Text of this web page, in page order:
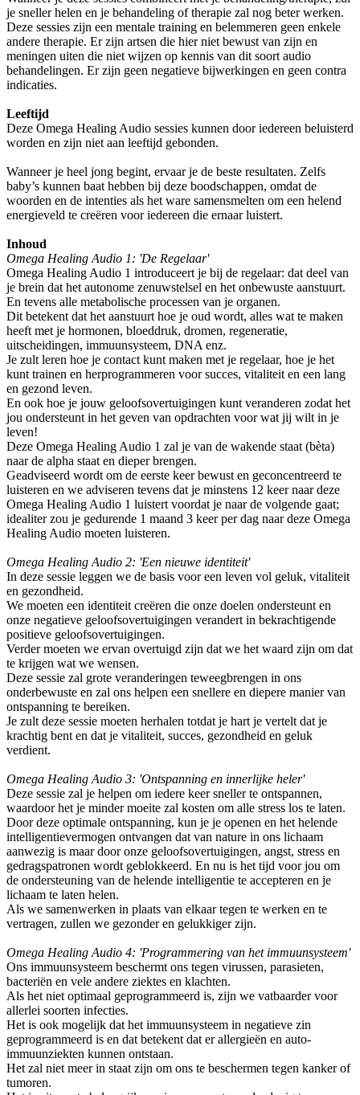
je sneller helen en je behandeling of therapie zal nog beter werken.
Deze sessies zijn een mentale training en belemmeren geen enkele
andere therapie. Er zijn artsen die hier niet bewust van zijn en
meningen uiten die niet wijzen op kennis van dit soort audio
behandelingen. Er zijn geen negatieve bijwerkingen en geen contra
indicaties.
Leeftijd
Deze Omega Healing Audio sessies kunnen door iedereen beluisterd
worden en zijn niet aan leeftijd gebonden.
Wanneer je heel jong begint, ervaar je de beste resultaten. Zelfs
baby’s kunnen baat hebben bij deze boodschappen, omdat de
woorden en de intenties als het ware samensmelten om een helend
energieveld te creëren voor iedereen die ernaar luistert.
Inhoud
Omega Healing Audio 1: 'De Regelaar'
Omega Healing Audio 1 introduceert je bij de regelaar: dat deel van
je brein dat het autonome zenuwstelsel en het onbewuste aanstuurt.
En tevens alle metabolische processen van je organen.
Dit betekent dat het aanstuurt hoe je oud wordt, alles wat te maken
heeft met je hormonen, bloeddruk, dromen, regeneratie,
uitscheidingen, immuunsysteem, DNA enz.
Je zult leren hoe je contact kunt maken met je regelaar, hoe je het
kunt trainen en herprogrammeren voor succes, vitaliteit en een lang
en gezond leven.
En ook hoe je jouw geloofsovertuigingen kunt veranderen zodat het
jou ondersteunt in het geven van opdrachten voor wat jij wilt in je
leven!
Deze Omega Healing Audio 1 zal je van de wakende staat (bèta)
naar de alpha staat en dieper brengen.
Geadviseerd wordt om de eerste keer bewust en geconcentreerd te
luisteren en we adviseren tevens dat je minstens 12 keer naar deze
Omega Healing Audio 1 luistert voordat je naar de volgende gaat;
idealiter zou je gedurende 1 maand 3 keer per dag naar deze Omega
Healing Audio moeten luisteren.
Omega Healing Audio 2: 'Een nieuwe identiteit'
In deze sessie leggen we de basis voor een leven vol geluk, vitaliteit
en gezondheid.
We moeten een identiteit creëren die onze doelen ondersteunt en
onze negatieve geloofsovertuigingen verandert in bekrachtigende
positieve geloofsovertuigingen.
Verder moeten we ervan overtuigd zijn dat we het waard zijn om dat
te krijgen wat we wensen.
Deze sessie zal grote veranderingen teweegbrengen in ons
onderbewuste en zal ons helpen een snellere en diepere manier van
ontspanning te bereiken.
Je zult deze sessie moeten herhalen totdat je hart je vertelt dat je
krachtig bent en dat je vitaliteit, succes, gezondheid en geluk
verdient.
Omega Healing Audio 3: 'Ontspanning en innerlijke heler'
Deze sessie zal je helpen om iedere keer sneller te ontspannen,
waardoor het je minder moeite zal kosten om alle stress los te laten.
Door deze optimale ontspanning, kun je je openen en het helende
intelligentievermogen ontvangen dat van nature in ons lichaam
aanwezig is maar door onze geloofsovertuigingen, angst, stress en
gedragspatronen wordt geblokkeerd. En nu is het tijd voor jou om
de ondersteuning van de helende intelligentie te accepteren en je
lichaam te laten helen.
Als we samenwerken in plaats van elkaar tegen te werken en te
vertragen, zullen we gezonder en gelukkiger zijn.
Omega Healing Audio 4: 'Programmering van het immuunsysteem'
Ons immuunsysteem beschermt ons tegen virussen, parasieten,
bacteriën en vele andere ziektes en klachten.
Als het niet optimaal geprogrammeerd is, zijn we vatbaarder voor
allerlei soorten infecties.
Het is ook mogelijk dat het immuunsysteem in negatieve zin
geprogrammeerd is en dat betekent dat er allergieën en auto-
immuunziekten kunnen ontstaan.
Het zal niet meer in staat zijn om ons te beschermen tegen kanker of
tumoren.